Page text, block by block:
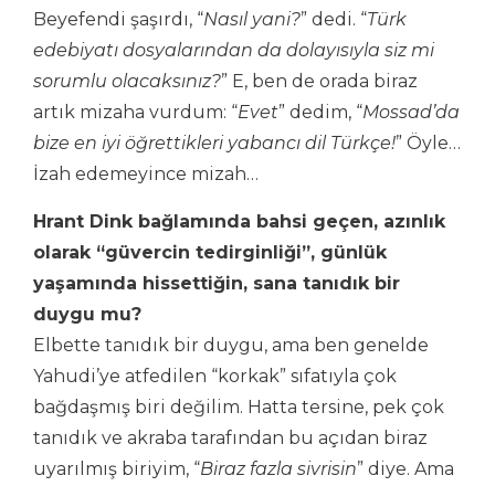
Beyefendi şaşırdı, “Nasıl yani?” dedi. “Türk
edebiyatı dosyalarından da dolayısıyla siz mi
sorumlu olacaksınız?” E, ben de orada biraz
artık mizaha vurdum: “Evet” dedim, “Mossad’da
bize en iyi öğrettikleri yabancı dil Türkçe!” Öyle…
İzah edemeyince mizah…
Hrant Dink bağlamında bahsi geçen, azınlık
olarak “güvercin tedirginliği”, günlük
yaşamında hissettiğin, sana tanıdık bir
duygu mu?
Elbette tanıdık bir duygu, ama ben genelde
Yahudi’ye atfedilen “korkak” sıfatıyla çok
bağdaşmış biri değilim. Hatta tersine, pek çok
tanıdık ve akraba tarafından bu açıdan biraz
uyarılmış biriyim, “Biraz fazla sivrisin” diye. Ama